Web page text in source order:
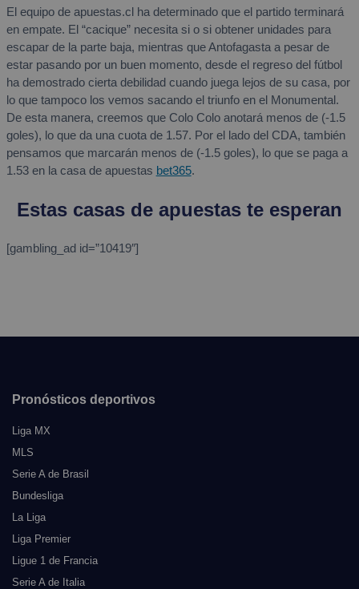
El equipo de apuestas.cl ha determinado que el partido terminará
en empate. El “cacique” necesita si o si obtener unidades para
escapar de la parte baja, mientras que Antofagasta a pesar de
estar pasando por un buen momento, desde el regreso del fútbol
ha demostrado cierta debilidad cuando juega lejos de su casa, por
lo que tampoco los vemos sacando el triunfo en el Monumental.
De esta manera, creemos que Colo Colo anotará menos de (-1.5
goles), lo que da una cuota de 1.57. Por el lado del CDA, también
pensamos que marcarán menos de (-1.5 goles), lo que se paga a
1.53 en la casa de apuestas bet365.
Estas casas de apuestas te esperan
[gambling_ad id=”10419″]
Pronósticos deportivos
Liga MX
MLS
Serie A de Brasil
Bundesliga
La Liga
Liga Premier
Ligue 1 de Francia
Serie A de Italia